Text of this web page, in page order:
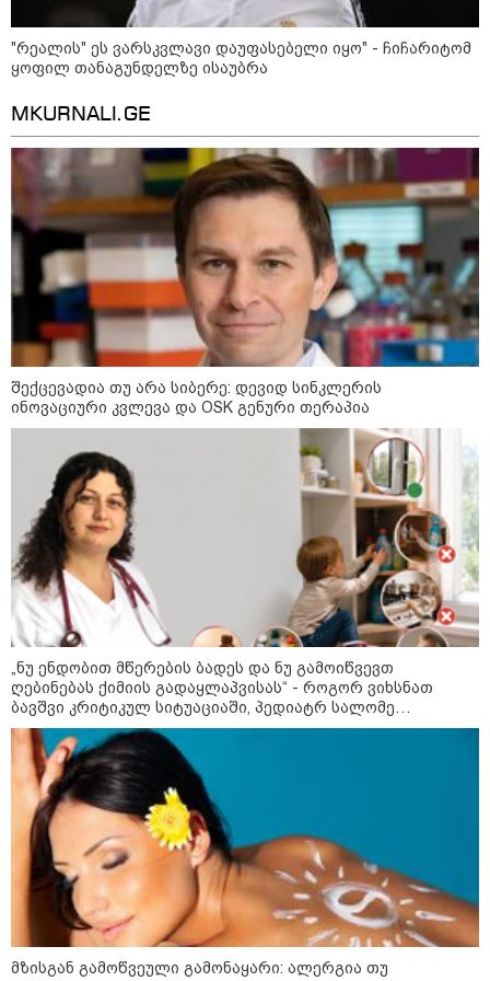
ფერმერი თუ ვარ" - როგორ
ცხოვრობს ახალგაზრდა ქალი,
რომელიც ქალაქიდან სოფლად
გადავიდა და ფერმერი გახდა
"ბავშვობიდან ასე ვარ..
ფანატიკურად ვარ შეყვარებული
საქართველოზე" - გაიცანით
მარტინ გუიმჯიანი, ქართულ
ენასა და საქართველოზე
შეყვარებული სომეხი ბიჭი
23:15 / 07-08-2026
ამოუცნობი ანომალიური
მოვლენები - ტრამპის
ადმინისტრაციამ “UFO”- ს
ფაილების მორიგი პაკეტი
გამოაქვეყნა
ინტერნეტში ამაღელვებელი
კადრები ვრცელდება - როგორ
გადაარჩინა 56 წლის კაცმა
ბავშვები აბობოქრებულ ზღვაში
კატეგორიის ყველა სიახლე
თქვენი დახვრეტა რაში გვაწყობს,
გუდაუთაში ქართველ ტყვეებში
უნდა გადაგცვალოთ..."
როდის დაიწყო რეალურად
საქართველო-რუსეთის ომი და
მთავარი შეცდომა, რომელიც
საბედისწერო გამოდგა
"რეალის" ეს ვარსკვლავი დაუფასებელი იყო" - ჩიჩარიტომ
ყოფილ თანაგუნდელზე ისაუბრა
MKURNALI.GE
შექცევადია თუ არა სიბერე: დევიდ სინკლერის
ინოვაციური კვლევა და OSK გენური თერაპია
„ნუ ენდობით მწერების ბადეს და ნუ გამოიწვევთ
ღებინებას ქიმიის გადაყლაპვისას“ - როგორ ვიხსნათ
ბავშვი კრიტიკულ სიტუაციაში, პედიატრ სალომე
ახვლედიანის რჩევები
მზისგან გამოწვეული გამონაყარი: ალერგია თუ